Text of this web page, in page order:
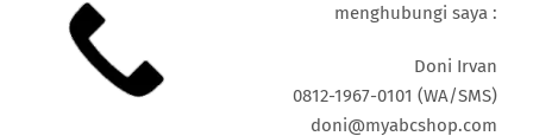
menghubungi saya :
Doni Irvan
0812-1967-0101 (WA/SMS)
doni@myabcshop.com